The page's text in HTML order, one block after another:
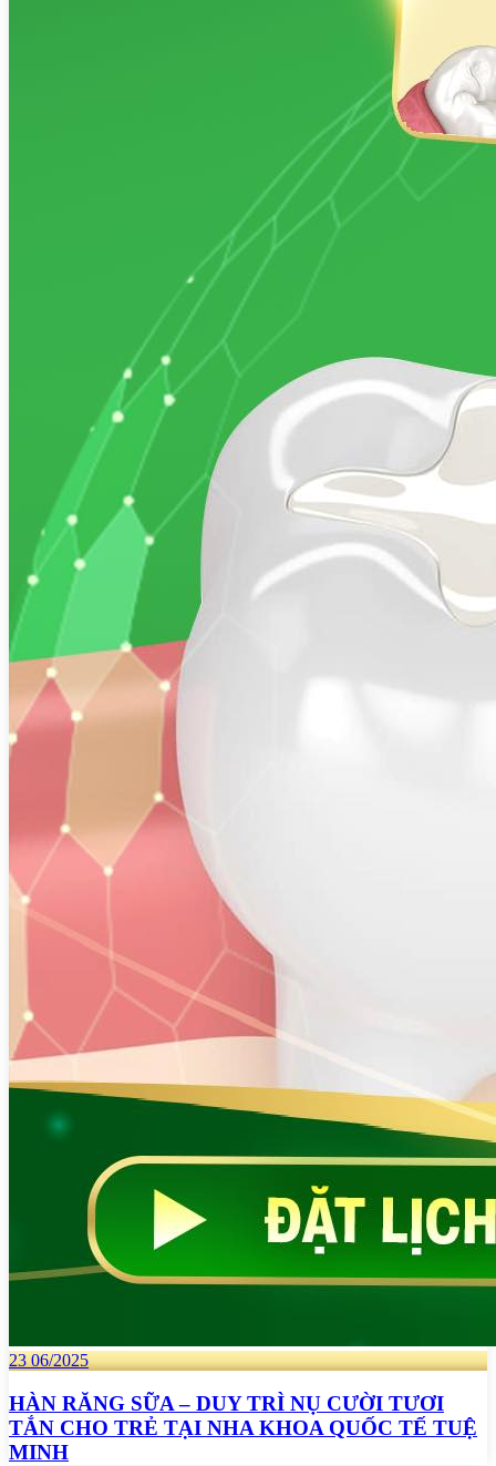
23 06/2025
HÀN RĂNG SỮA – DUY TRÌ NỤ CƯỜI TƯƠI
TẮN CHO TRẺ TẠI NHA KHOA QUỐC TẾ TUỆ
MINH